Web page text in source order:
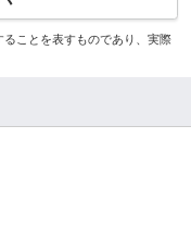
ことを表すものであり、実際